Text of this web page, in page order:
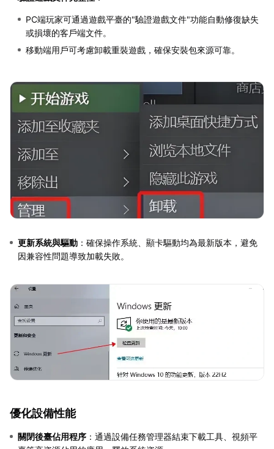
PC端玩家可通過遊戲平臺的"驗證遊戲文件"功能自動修復缺失
或損壞的客戶端文件。
移動端用戶可考慮卸載重裝遊戲，確保安裝包來源可靠。
更新系統與驅動 ：確保操作系統、顯卡驅動均為最新版本，避免
因兼容性問題導致加載失敗。
優化設備性能
關閉後臺佔用程序 ：通過設備任務管理器結束下載工具、視頻平